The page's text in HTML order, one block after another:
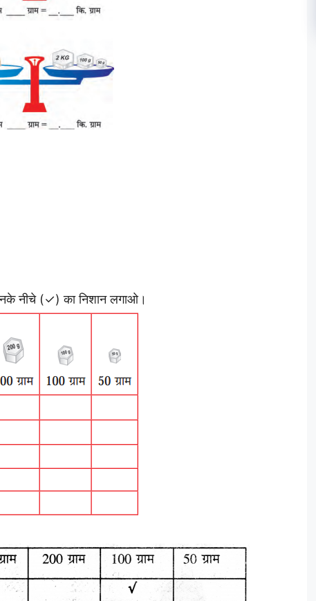
नीचे (✓) का निशान लगाओ।